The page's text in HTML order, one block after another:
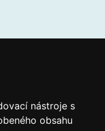
nástroje s
obsahu